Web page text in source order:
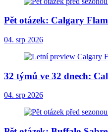
Pět otázek: Calgary
04. srp 2026
32 týmů ve 32 dnech:
04. srp 2026